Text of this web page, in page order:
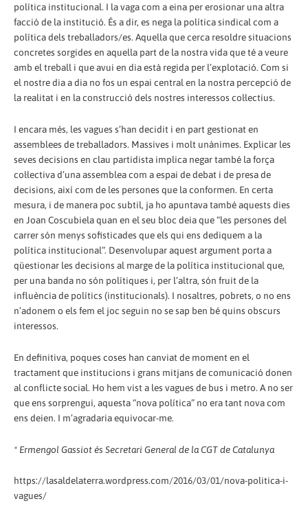
política institucional. I la vaga com a eina per erosionar una altra
facció de la institució. És a dir, es nega la política sindical com a
política dels treballadors/es. Aquella que cerca resoldre situacions
concretes sorgides en aquella part de la nostra vida que té a veure
amb el treball i que avui en dia està regida per l’explotació. Com si
el nostre dia a dia no fos un espai central en la nostra percepció de
la realitat i en la construcció dels nostres interessos col·lectius.
I encara més, les vagues s’han decidit i en part gestionat en
assemblees de treballadors. Massives i molt unànimes. Explicar les
seves decisions en clau partidista implica negar també la força
col·lectiva d’una assemblea com a espai de debat i de presa de
decisions, així com de les persones que la conformen. En certa
mesura, i de manera poc subtil, ja ho apuntava també aquests dies
en Joan Coscubiela quan en el seu bloc deia que “les persones del
carrer són menys sofisticades que els qui ens dediquem a la
política institucional”. Desenvolupar aquest argument porta a
qüestionar les decisions al marge de la política institucional que,
per una banda no són polítiques i, per l’altra, són fruit de la
influència de polítics (institucionals). I nosaltres, pobrets, o no ens
n’adonem o els fem el joc seguin no se sap ben bé quins obscurs
interessos.
En definitiva, poques coses han canviat de moment en el
tractament que institucions i grans mitjans de comunicació donen
al conflicte social. Ho hem vist a les vagues de bus i metro. A no ser
que ens sorprengui, aquesta “nova política” no era tant nova com
ens deien. I m’agradaria equivocar-me.
* Ermengol Gassiot és Secretari General de la CGT de Catalunya
https://lasaldelaterra.wordpress.com/2016/03/01/nova-politica-i-
vagues/